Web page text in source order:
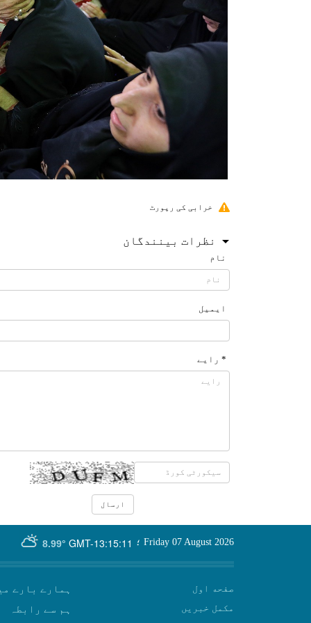
خرابی کی رپورٹ
نظرات بینندگان
نام
ایمیل
* رایے
GMT-13:15:11
8.99° Friday 07 August 2026 ؛
صفحه اول
مکمل خبریں
ہمارے بارے
ہم سے رابطہ